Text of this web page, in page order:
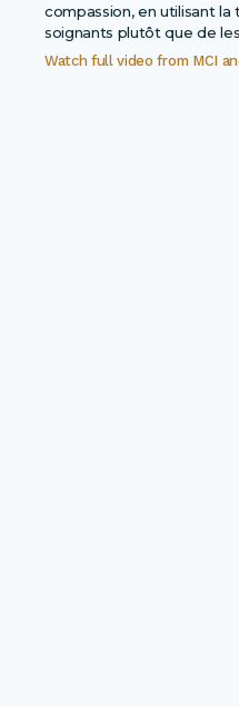
compassion, en utilisant
Watch full video from MCI